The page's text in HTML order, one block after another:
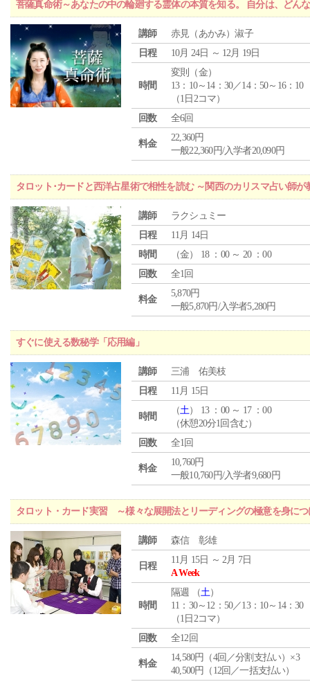
菩薩真命術～あなたの中の輪廻する霊体の本質を知る。 自分は、どん
講師
赤見（あかみ）淑子
日程
10月 24日 ～ 12月 19日
時間
変則（金）
13：10～14：30／14：50～16：10
（1日2コマ）
回数
全6回
料金
22,360円
一般22,360円/入学者20,090円
タロット･カードと西洋占星術で相性を読む ～関西のカリスマ占い師が
講師
ラクシュミー
日程
11月 14日
時間
（金） 18 ：00 ～ 20 ：00
回数
全1回
料金
5,870円
一般5,870円/入学者5,280円
すぐに使える数秘学「応用編」
講師
三浦 佑美枝
日程
11月 15日
時間
（土） 13 ：00 ～ 17 ：00
（休憩20分1回含む）
回数
全1回
料金
10,760円
一般10,760円/入学者9,680円
タロット・カード実習 ～様々な展開法とリーディングの極意を身につ
講師 森信 彰雄
日程
11月 15日 ～ 2月 7日
A Week
時間
隔週 （土）
11：30～12：50／13：10～14：30
（1日2コマ）
回数
全12回
料金
14,580円（4回／分割支払い）×3
40,500円（12回／一括支払い）